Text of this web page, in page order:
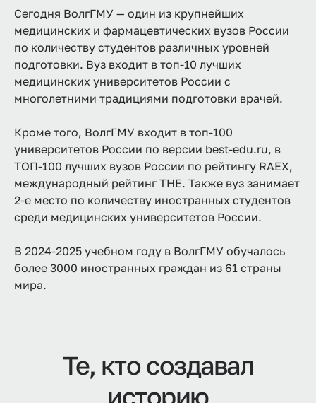
Сегодня ВолгГМУ — один из крупнейших
медицинских и фармацевтических вузов России
по количеству студентов различных уровней
подготовки. Вуз входит в топ-10 лучших
медицинских университетов России с
многолетними традициями подготовки врачей.
Кроме того, ВолгГМУ входит в топ-100
университетов России по версии best-edu.ru, в
ТОП-100 лучших вузов России по рейтингу RAEX,
международный рейтинг THE. Также вуз занимает
2-е место по количеству иностранных студентов
среди медицинских университетов России.
В 2024-2025 учебном году в ВолгГМУ обучалось
более 3000 иностранных граждан из 61 страны
мира.
Те, кто создавал
историю